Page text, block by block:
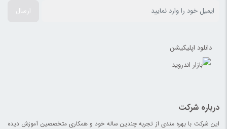
ارسال
دانلود اپلیکیشن
درباره شرکت
این شرکت با بهره مندی از تجربه چندین ساله خود و همکاری متخصصین آموزش دیده